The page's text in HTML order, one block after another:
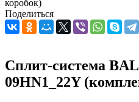
коробок)
Поделиться
Сплит-система
09HN1_22Y